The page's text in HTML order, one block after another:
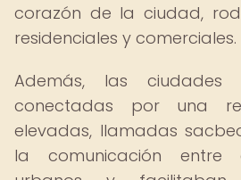
corazón de la ciudad,
residenciales y comerciales.
Además, las ciudades
conectadas por una
elevadas, llamadas
la comunicación entre